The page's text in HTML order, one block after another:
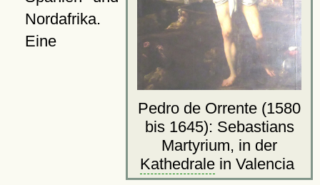
Pedro de Orrente (1580
bis 1645): Sebastians
Martyrium, in der
Kathedrale in Valencia
Nordafrika.
Eine